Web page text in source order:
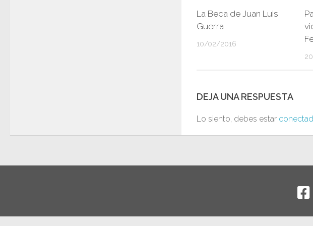
La Beca de Juan Luis
Guerra
10/02/2016
DEJA UNA RESPUESTA
Lo siento, debes estar